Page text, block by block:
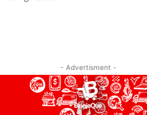
- Advertisment -